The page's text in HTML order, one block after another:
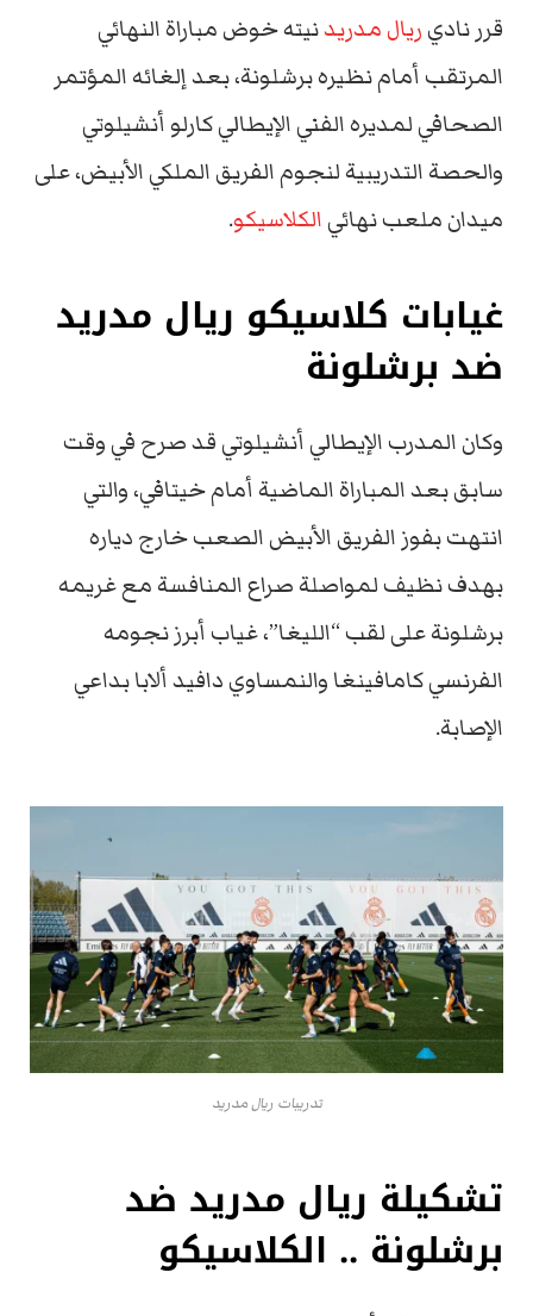
قرر ناديريال مدريدنيته خوض مباراة النهائي
المرتقب أمام نظيره برشلونة، بعد إلغائه المؤتمر
الصحافي لمديره الفني الإيطالي كارلو أنشيلوتي
والحصة التدريبية لنجوم الفريق الملكي الأبيض، على
ميدان ملعب نهائيالكلاسيكو.
غيابات كلاسيكو ريال مدريد
ضد برشلونة
وكان المدرب الإيطالي أنشيلوتي قد صرح في وقت
سابق بعد المباراة الماضية أمام خيتافي، والتي
انتهت بفوز الفريق الأبيض الصعب خارج دياره
بهدف نظيف لمواصلة صراع المنافسة مع غريمه
برشلونة على لقب “الليغا”، غياب أبرز نجومه
الفرنسي كامافينغا والنمساوي دافيد ألابا بداعي
الإصابة.
تدريبات ريال مدريد
تشكيلة ريال مدريد ضد
برشلونة .. الكلاسيكو